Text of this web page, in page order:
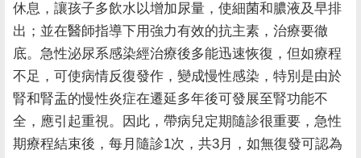
休息，讓孩子多飲水以增加尿量，使細菌和膿液及早排
出；並在醫師指導下用強力有效的抗主素，治療要徹
底。急性泌尿系感染經治療後多能迅速恢復，但如療程
不足，可使病情反復發作，變成慢性感染，特別是由於
腎和腎盂的慢性炎症在遷延多年後可發展至腎功能不
全，應引起重視。因此，帶病兒定期隨診很重要，急性
期療程結束後，每月隨診1次，共3月，如無復發可認為